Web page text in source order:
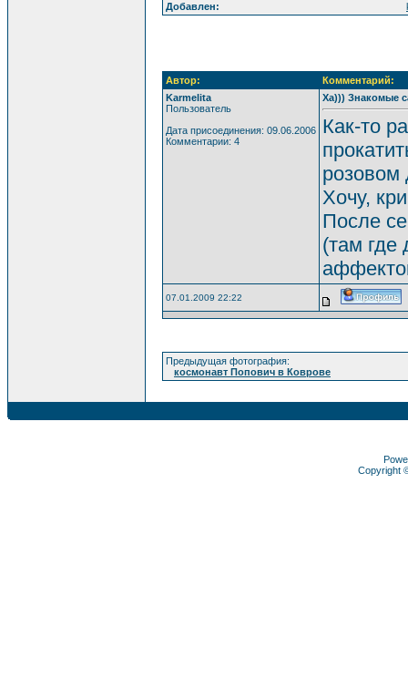
Добавлен:
Автор:
Комментарий:
Karmelita
Пользователь
Дата присоединения: 09.06.2006
Комментарии: 4
Ха))) Знакомые
Как-то
розовом
Хочу,
После
(там где
07.01.2009 22:22
Предыдущая фотография:
космонавт Попович в Коврове
Copyright